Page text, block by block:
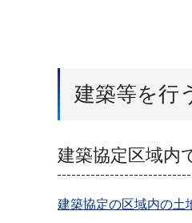
建築等を行
建築協定区域内
建築協定の区域内の土